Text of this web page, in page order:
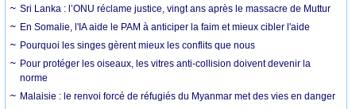
Sri Lanka : l’ONU réclame justice, vingt ans après le massacre de Muttur
En Somalie, l'IA aide le PAM à anticiper la faim et mieux cibler l'aide
Pourquoi les singes gèrent mieux les conflits que nous
Pour protéger les oiseaux, les vitres anti-collision doivent devenir la
norme
Malaisie : le renvoi forcé de réfugiés du Myanmar met des vies en danger